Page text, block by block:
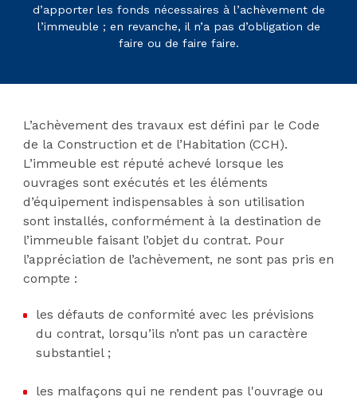
d’apporter les fonds nécessaires à l’achèvement de
l’immeuble ; en revanche, il n’a pas d’obligation de
faire ou de faire faire.
L’achèvement des travaux est défini par le Code
de la Construction et de l’Habitation (CCH).
L’immeuble est réputé achevé lorsque les
ouvrages sont exécutés et les éléments
d’équipement indispensables à son utilisation
sont installés, conformément à la destination de
l’immeuble faisant l’objet du contrat. Pour
l’appréciation de l’achèvement, ne sont pas pris en
compte :
les défauts de conformité avec les prévisions
du contrat, lorsqu’ils n’ont pas un caractère
substantiel ;
les malfaçons qui ne rendent pas l'ouvrage ou